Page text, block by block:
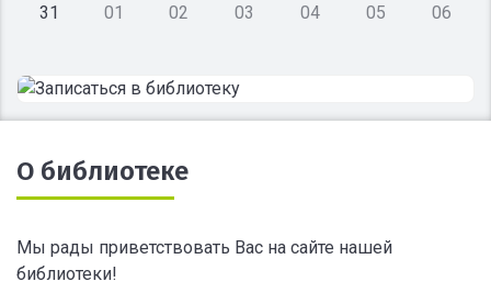
31 01 02 03 04 05 06
О библиотеке
Мы рады приветствовать Вас на сайте нашей
библиотеки!